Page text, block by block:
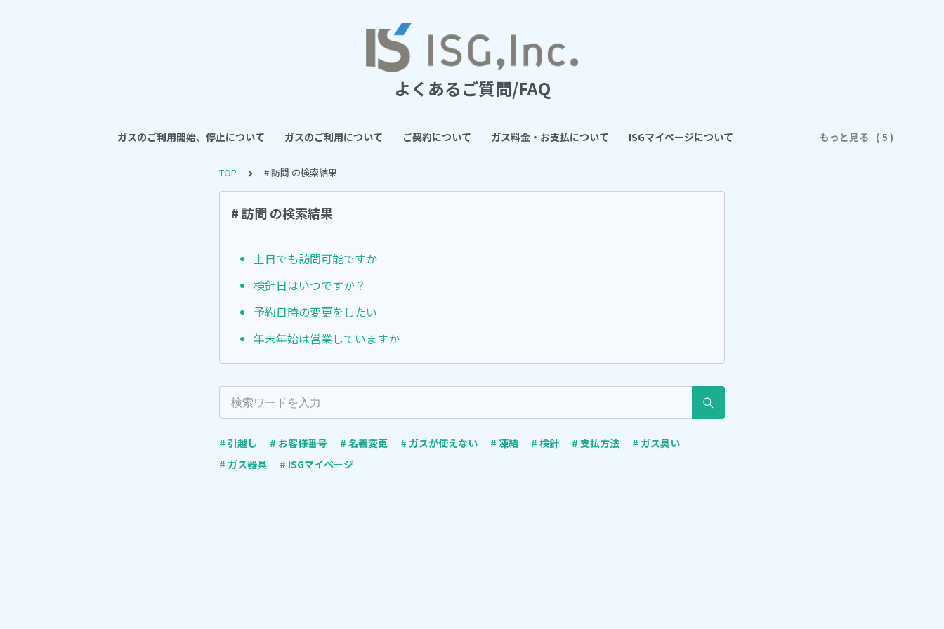
よくあるご質問/FAQ
ガスのご利用開始、停止について ガスのご利用について ご契約について ガス料金・お支払について ISGマイページについて もっと見る
TOP # 訪問 の検索結果
# 訪問 の検索結果
土日でも訪問可能ですか
検針日はいつですか？
予約日時の変更をしたい
年末年始は営業していますか
# 引越し # お客様番号 # 名義変更 # ガスが使えない # 凍結 # 検針 # 支払方法
# ガス臭い
# ガス器具
# ISGマイページ